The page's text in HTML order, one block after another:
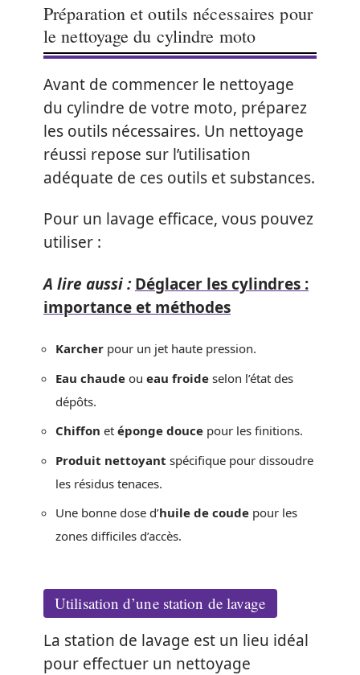
Préparation et outils nécessaires pour
le nettoyage du cylindre moto
Avant de commencer le nettoyage
du cylindre de votre moto, préparez
les outils nécessaires. Un nettoyage
réussi repose sur l’utilisation
adéquate de ces outils et substances.
Pour un lavage efficace, vous pouvez
utiliser :
A lire aussi : Déglacer les cylindres :
importance et méthodes
Karcher pour un jet haute pression.
Eau chaude ou eau froide selon l’état des
dépôts.
Chiffon et éponge douce pour les finitions.
Produit nettoyant spécifique pour dissoudre
les résidus tenaces.
Une bonne dose d’huile de coude pour les
zones difficiles d’accès.
Utilisation d’une station de lavage
La station de lavage est un lieu idéal
pour effectuer un nettoyage